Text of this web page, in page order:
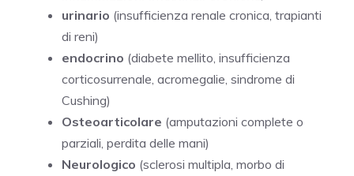
urinario (insufficienza renale cronica, trapianti
di reni)
endocrino (diabete mellito, insufficienza
corticosurrenale, acromegalie, sindrome di
Cushing)
Osteoarticolare (amputazioni complete o
parziali, perdita delle mani)
Neurologico (sclerosi multipla, morbo di